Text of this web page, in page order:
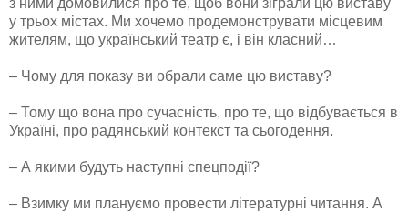
у трьох містах. Ми хочемо продемонструвати місцевим
жителям, що український театр є, і він класний…
– Чому для показу ви обрали саме цю виставу?
– Тому що вона про сучасність, про те, що відбувається в
Україні, про радянський контекст та сьогодення.
– А якими будуть наступні спецподії?
– Взимку ми плануємо провести літературні читання. А